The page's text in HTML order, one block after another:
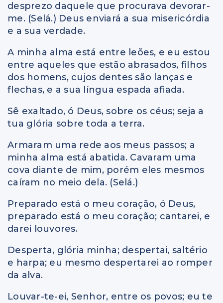
desprezo daquele que procurava devorar-
me. (Selá.) Deus enviará a sua misericórdia
e a sua verdade.
A minha alma está entre leões, e eu estou
entre aqueles que estão abrasados, filhos
dos homens, cujos dentes são lanças e
flechas, e a sua língua espada afiada.
Sê exaltado, ó Deus, sobre os céus; seja a
tua glória sobre toda a terra.
Armaram uma rede aos meus passos; a
minha alma está abatida. Cavaram uma
cova diante de mim, porém eles mesmos
caíram no meio dela. (Selá.)
Preparado está o meu coração, ó Deus,
preparado está o meu coração; cantarei, e
darei louvores.
Desperta, glória minha; despertai, saltério
e harpa; eu mesmo despertarei ao romper
da alva.
Louvar-te-ei, Senhor, entre os povos; eu te